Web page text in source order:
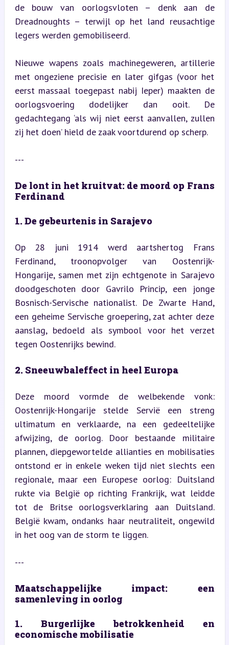
de bouw van oorlogsvloten – denk aan de
Dreadnoughts – terwijl op het land reusachtige
legers werden gemobiliseerd.
Nieuwe wapens zoals machinegeweren, artillerie
met ongeziene precisie en later gifgas (voor het
eerst massaal toegepast nabij Ieper) maakten de
oorlogsvoering dodelijker dan ooit. De
gedachtegang ‘als wij niet eerst aanvallen, zullen
zij het doen’ hield de zaak voortdurend op scherp.
---
De lont in het kruitvat: de moord op Frans
Ferdinand
1. De gebeurtenis in Sarajevo
Op 28 juni 1914 werd aartshertog Frans
Ferdinand, troonopvolger van Oostenrijk-
Hongarije, samen met zijn echtgenote in Sarajevo
doodgeschoten door Gavrilo Princip, een jonge
Bosnisch-Servische nationalist. De Zwarte Hand,
een geheime Servische groepering, zat achter deze
aanslag, bedoeld als symbool voor het verzet
tegen Oostenrijks bewind.
2. Sneeuwbaleffect in heel Europa
Deze moord vormde de welbekende vonk:
Oostenrijk-Hongarije stelde Servië een streng
ultimatum en verklaarde, na een gedeeltelijke
afwijzing, de oorlog. Door bestaande militaire
plannen, diepgewortelde allianties en mobilisaties
ontstond er in enkele weken tijd niet slechts een
regionale, maar een Europese oorlog: Duitsland
rukte via België op richting Frankrijk, wat leidde
tot de Britse oorlogsverklaring aan Duitsland.
België kwam, ondanks haar neutraliteit, ongewild
in het oog van de storm te liggen.
---
Maatschappelijke impact: een
samenleving in oorlog
1. Burgerlijke betrokkenheid en
economische mobilisatie